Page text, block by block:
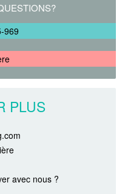
969
PLUS
avec nous ?